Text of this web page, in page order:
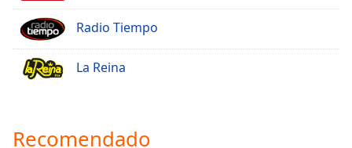
Radio Tiempo
La Reina
Recomendado